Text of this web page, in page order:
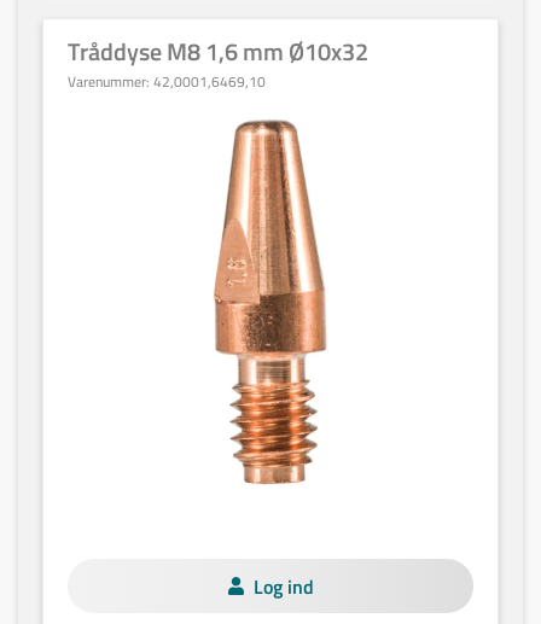
Tråddyse M8 1,6 mm Ø10x32
Varenummer: 42,0001,6469,10
Log ind